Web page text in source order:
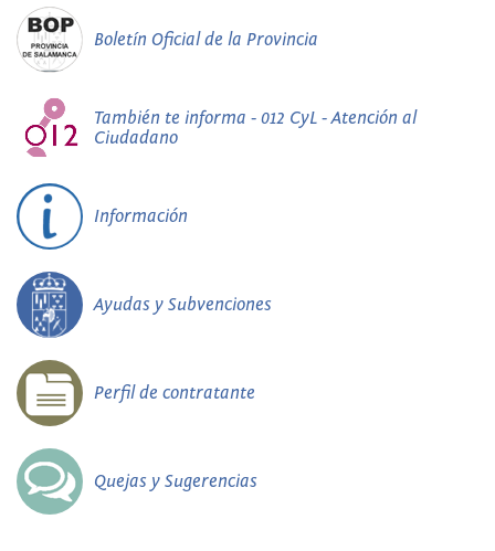
Boletín Oficial de la Provincia
También te informa - 012 CyL - Atención al
Ciudadano
Información
Ayudas y Subvenciones
Perfil de contratante
Quejas y Sugerencias